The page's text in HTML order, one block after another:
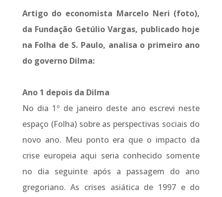
Artigo do economista Marcelo Neri (foto),
da Fundação Getúlio Vargas, publicado hoje
na Folha de S. Paulo, analisa o primeiro ano
do governo Dilma:
Ano 1 depois da Dilma
No dia 1º de janeiro deste ano escrevi neste
espaço (Folha) sobre as perspectivas sociais do
novo ano. Meu ponto era que o impacto da
crise europeia aqui seria conhecido somente
no dia seguinte após a passagem do ano
gregoriano. As crises asiática de 1997 e do